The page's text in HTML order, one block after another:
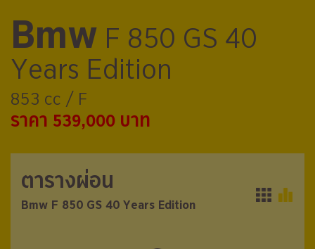
Bmw F 850 GS 40
Years Edition
853 cc / F
ราคา 539,000 บาท
ตารางผ่อน
Bmw F 850 GS 40 Years Edition
ตารางผ่อน
Bmw F 850 GS 40 Years Edition